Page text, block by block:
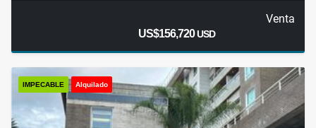
Venta
US$156,720USD
IMPECABLE Alquilado